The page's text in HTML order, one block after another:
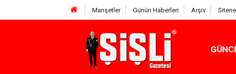
Manşetler Günün Haberleri Arşiv